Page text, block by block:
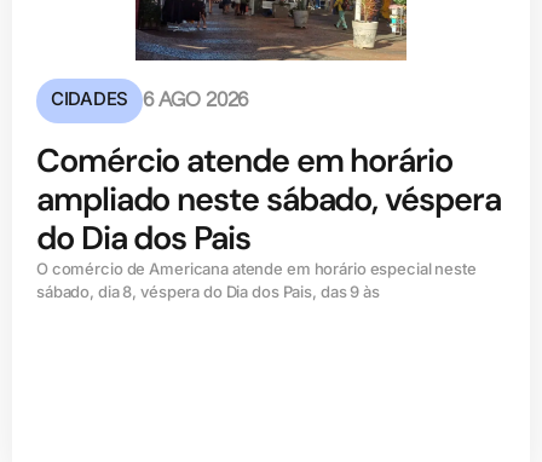
CIDADES 6 AGO 2026
Comércio atende em horário
ampliado neste sábado, véspera
do Dia dos Pais
O comércio de Americana atende em horário especial neste
sábado, dia 8, véspera do Dia dos Pais, das 9 às